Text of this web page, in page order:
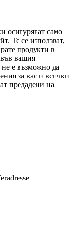
осигуряват само
Те се използват,
продукти в
във вашия
не е възможно да
за вас и всички
предадени на